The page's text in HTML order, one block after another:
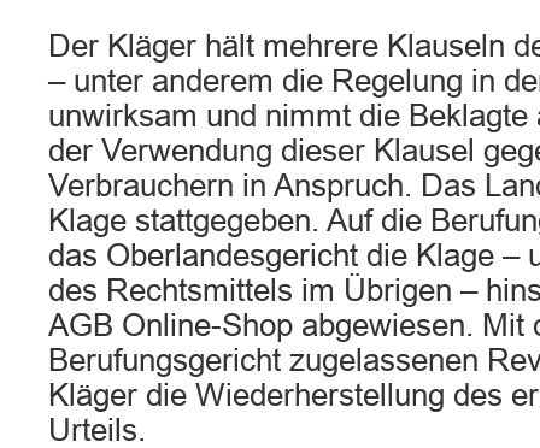
Der Kläger hält mehrere Klauseln
– unter anderem die Regelung in
unwirksam und nimmt die Beklagte
der Verwendung dieser Klausel
Verbrauchern in Anspruch. Das
Klage stattgegeben. Auf die
das Oberlandesgericht die Klage –
des Rechtsmittels im Übrigen –
AGB Online-Shop abgewiesen. Mit
Berufungsgericht zugelassenen
Kläger die Wiederherstellung des
Urteils.